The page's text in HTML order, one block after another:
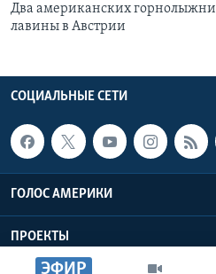
ЭФИР
Два американских
лавины в Австрии
СОЦИАЛЬНЫЕ СЕТИ
ГОЛОС АМЕРИКИ
ПРОЕКТЫ